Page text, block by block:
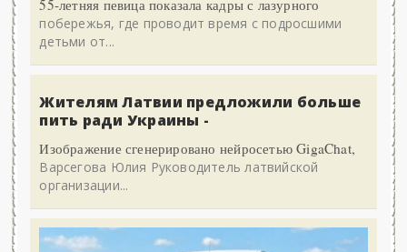
55-летняя певица показала кадры с лазурного
побережья, где проводит время с подросшими
детьми от...
Жителям Латвии предложили больше
пить ради Украины -
Изображение сгенерировано нейросетью GigaChat,
Варсегова Юлия Руководитель латвийской
организации...